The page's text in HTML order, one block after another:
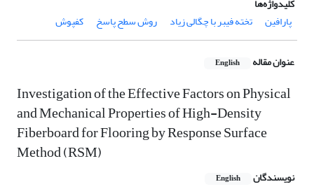
کلیدواژه‌ها
پارافین
تخته فیبر با چگالی زیاد روش سطح پاسخ کفپوش
عنوان مقاله English
Investigation of the Effective Factors on Physical
and Mechanical Properties of High-Density
Fiberboard for Flooring by Response Surface
Method (RSM)
نویسندگان English